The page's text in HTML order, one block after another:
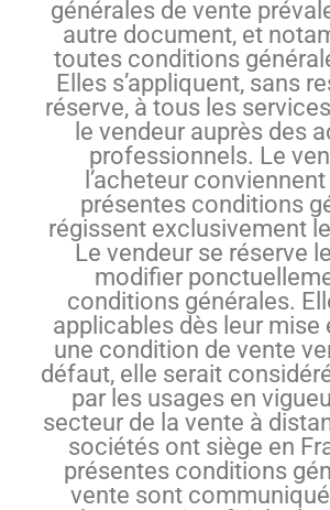
générales de vente
autre document, et
toutes conditions
Elles s’appliquent, sans
réserve, à tous les
le vendeur auprès des
professionnels. Le
l’acheteur
présentes conditions
régissent exclusivement
Le vendeur se réserve
modifier
conditions générales.
applicables dès leur mise
une condition de vente
défaut, elle serait
par les usages en
secteur de la vente à
sociétés ont siège en
présentes conditions
vente sont